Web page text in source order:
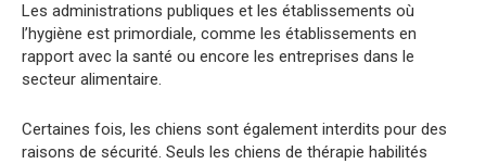
Les administrations publiques et les établissements où
l’hygiène est primordiale, comme les établissements en
rapport avec la santé ou encore les entreprises dans le
secteur alimentaire.
Certaines fois, les chiens sont également interdits pour des
raisons de sécurité. Seuls les chiens de thérapie habilités